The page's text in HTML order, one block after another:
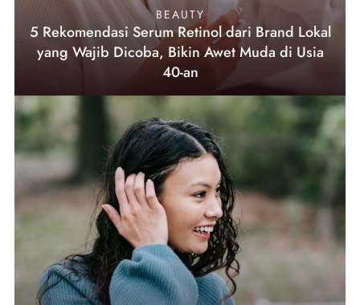
BEAUTY
5 Rekomendasi Serum Retinol dari Brand Lokal
yang Wajib Dicoba, Bikin Awet Muda di Usia
40-an